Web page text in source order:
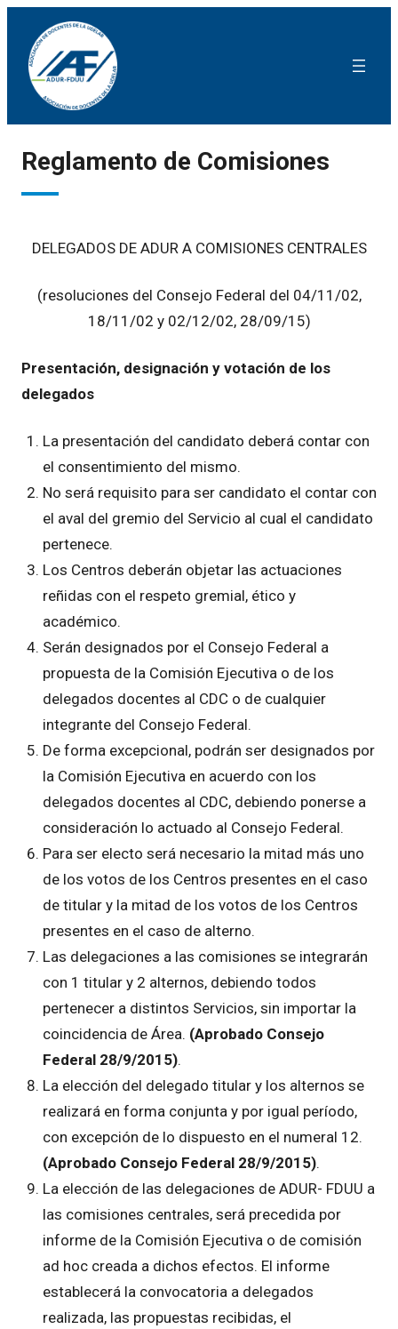
Reglamento de Comisiones
DELEGADOS DE ADUR A COMISIONES CENTRALES
(resoluciones del Consejo Federal del 04/11/02,
18/11/02 y 02/12/02, 28/09/15)
Presentación, designación y votación de los
delegados
La presentación del candidato deberá contar con
el consentimiento del mismo.
No será requisito para ser candidato el contar con
el aval del gremio del Servicio al cual el candidato
pertenece.
Los Centros deberán objetar las actuaciones
reñidas con el respeto gremial, ético y
académico.
Serán designados por el Consejo Federal a
propuesta de la Comisión Ejecutiva o de los
delegados docentes al CDC o de cualquier
integrante del Consejo Federal.
De forma excepcional, podrán ser designados por
la Comisión Ejecutiva en acuerdo con los
delegados docentes al CDC, debiendo ponerse a
consideración lo actuado al Consejo Federal.
Para ser electo será necesario la mitad más uno
de los votos de los Centros presentes en el caso
de titular y la mitad de los votos de los Centros
presentes en el caso de alterno.
Las delegaciones a las comisiones se integrarán
con 1 titular y 2 alternos, debiendo todos
pertenecer a distintos Servicios, sin importar la
coincidencia de Área. (Aprobado Consejo
Federal 28/9/2015).
La elección del delegado titular y los alternos se
realizará en forma conjunta y por igual período,
con excepción de lo dispuesto en el numeral 12.
(Aprobado Consejo Federal 28/9/2015).
La elección de las delegaciones de ADUR- FDUU a
las comisiones centrales, será precedida por
informe de la Comisión Ejecutiva o de comisión
ad hoc creada a dichos efectos. El informe
establecerá la convocatoria a delegados
realizada, las propuestas recibidas, el